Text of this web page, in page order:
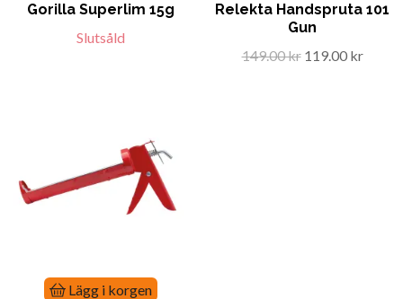
Gorilla Superlim 15g
Slutsåld
Relekta Handspruta 101
Gun
149.00 kr 119.00 kr
Lägg i korgen